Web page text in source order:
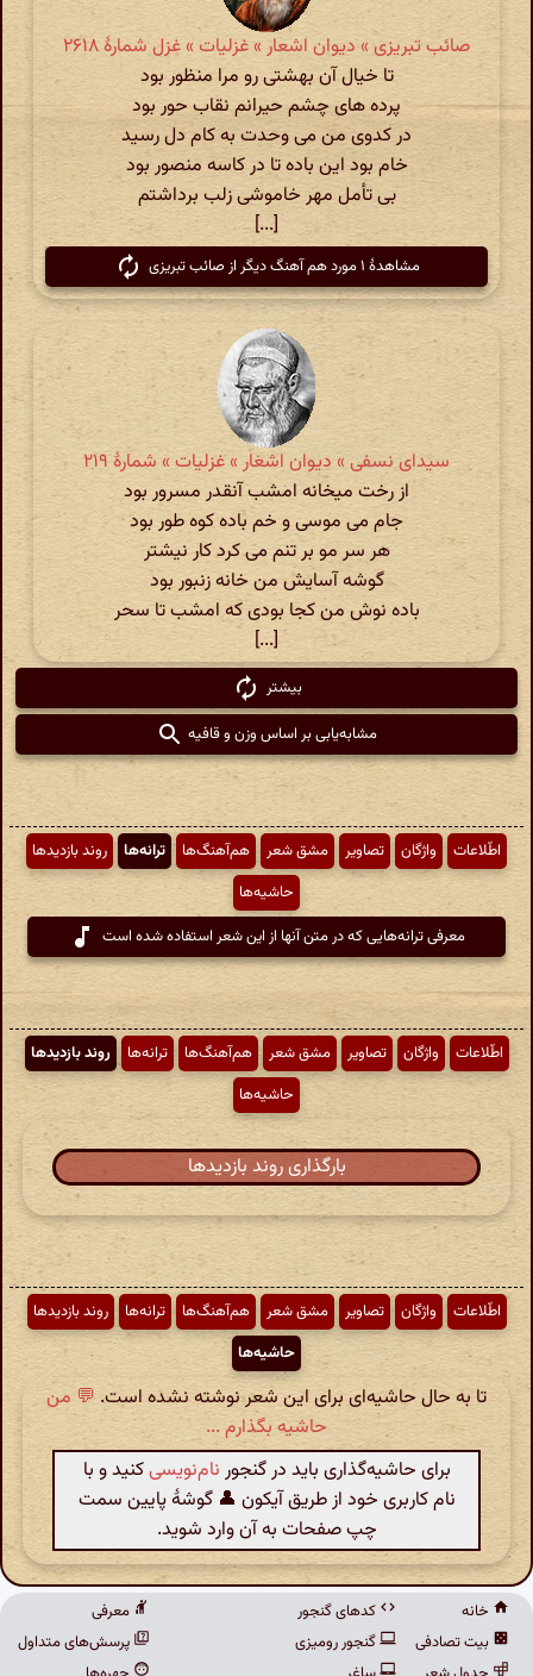
صائب تبریزی » دیوان اشعار » غزلیات » غزل شمارهٔ ۲۶۱۸
تا خیال آن بهشتی رو مرا منظور بود
پرده های چشم حیرانم نقاب حور بود
در کدوی من می وحدت به کام دل رسید
خام بود این باده تا در کاسه منصور بود
بی تأمل مهر خاموشی زلب برداشتم
[...]
مشاهدهٔ ۱ مورد هم آهنگ دیگر از صائب تبریزی
سیدای نسفی » دیوان اشعار » غزلیات » شمارهٔ ۲۱۹
از رخت میخانه امشب آنقدر مسرور بود
جام می موسی و خم باده کوه طور بود
هر سر مو بر تنم می کرد کار نیشتر
گوشه آسایش من خانه زنبور بود
باده نوش من کجا بودی که امشب تا سحر
[...]
بیشتر
مشابه‌یابی بر اساس وزن و قافیه
اطّلاعات واژگان تصاویر مشق شعر هم‌آهنگ‌ها ترانه‌ها
روند بازدیدها
حاشیه‌ها
معرفی ترانه‌هایی که در متن آنها از این شعر استفاده شده است
اطّلاعات واژگان تصاویر مشق شعر هم‌آهنگ‌ها ترانه‌ها
روند بازدیدها
حاشیه‌ها
بارگذاری روند بازدیدها
اطّلاعات واژگان تصاویر مشق شعر هم‌آهنگ‌ها ترانه‌ها
روند بازدیدها
حاشیه‌ها
تا به حال حاشیه‌ای برای این شعر نوشته نشده است. 💬 من
حاشیه بگذارم ...
برای حاشیه‌گذاری باید در گنجور نام‌نویسیکنید و با
نام کاربری خود از طریق آیکون 👤 گوشهٔ پایین سمت
چپ صفحات به آن وارد شوید.
خانه
بیت تصادفی
کدهای گنجور
گنجور رومیزی
معرفی
پرسش‌های متداول